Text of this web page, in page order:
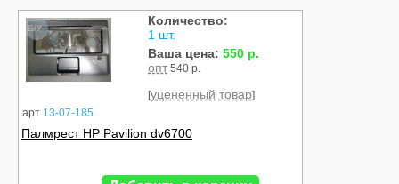
Б/У
арт 13-07-185
Количество:
1 шт.
Ваша цена: 550 р.
опт 540 р.
[уцененный товар]
Палмрест HP Pavilion dv6700